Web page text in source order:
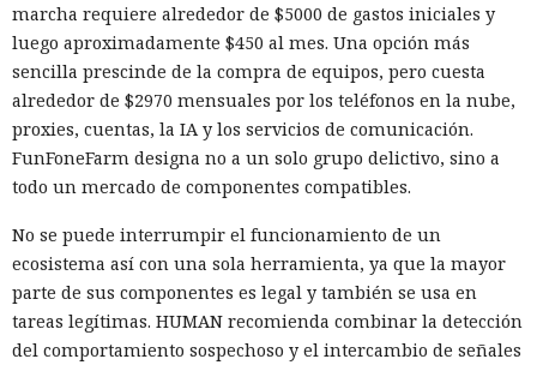
marcha requiere alrededor de $5000 de gastos iniciales y
luego aproximadamente $450 al mes. Una opción más
sencilla prescinde de la compra de equipos, pero cuesta
alrededor de $2970 mensuales por los teléfonos en la nube,
proxies, cuentas, la IA y los servicios de comunicación.
FunFoneFarm designa no a un solo grupo delictivo, sino a
todo un mercado de componentes compatibles.
No se puede interrumpir el funcionamiento de un
ecosistema así con una sola herramienta, ya que la mayor
parte de sus componentes es legal y también se usa en
tareas legítimas. HUMAN recomienda combinar la detección
del comportamiento sospechoso y el intercambio de señales